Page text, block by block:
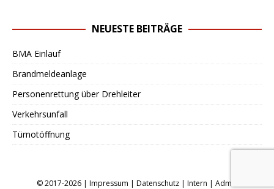
NEUESTE BEITRÄGE
BMA Einlauf
Brandmeldeanlage
Personenrettung über Drehleiter
Verkehrsunfall
Türnotöffnung
© 2017-2026 | Impressum | Datenschutz| Intern | Admin